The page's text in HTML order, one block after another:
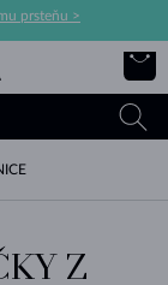
prsteňu >
Z